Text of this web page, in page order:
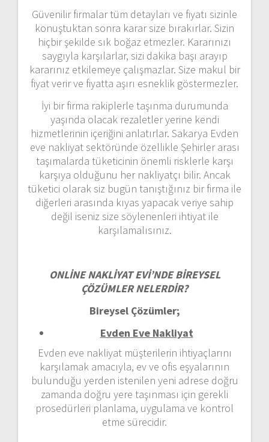
Güvenilir firmalar tüm detayları ve fiyatı sizinle
konuştuktan sonra karar size bırakırlar. Sizin
hiçbir şekilde sık boğaz etmezler. Kararınızı
saygıyla karşılarlar, sizi dakika başı arayıp
kararınız etkilemeye çalışmazlar. Size makul bir
fiyat verir ve fiyatta aşırı esneklik göstermezler.
İyi bir firma rakiplerle taşınma durumunda
yaşında olacak rezaletler yerine kendi
hizmetlerinin içeriğini anlatırlar. Sakarya Evden
eve nakliyat sektöründe özellikle Şehirler arası
taşımalarda tüketicinin önemli risklerle karşı
karşıya olduğunu her nakliyatçı bilir. Ancak
tüketici olarak siz bugün tanıştığınız bir firma ile
diğerleri arasında kıyas yapacak veriye sahip
değil iseniz size söylenenleri ihtiyat ile
karşılamalısınız.
ONLİNE NAKLİYAT EVİ’NDE BİREYSEL
ÇÖZÜMLER NELERDİR?
Bireysel Çözümler;
Evden Eve Nakliyat
Evden eve nakliyat müşterilerin ihtiyaçlarını
karşılamak amacıyla, ev ve ofis eşyalarının
bulunduğu yerden istenilen yeni adrese doğru
zamanda doğru yere taşınması için gerekli
prosedürleri planlama, uygulama ve kontrol
etme sürecidir.